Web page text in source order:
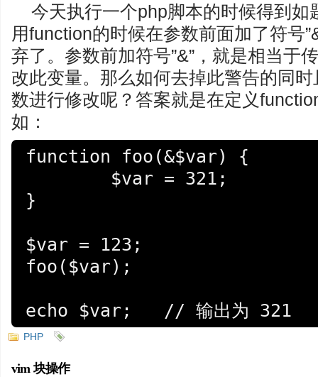
今天执行一个php脚本的时候得到如
用function的时候在参数前面加了符号
弃了。参数前加符号”&”，就是相当于
改此变量。那么如何去掉此警告的同
数进行修改呢？答案就是在定义
如：
function foo(&$var) {
}
$var = 123;
foo($var);
PHP
vim 块操作